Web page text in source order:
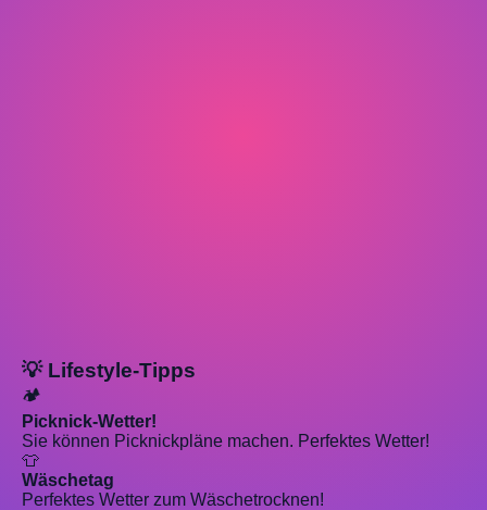
💡 Lifestyle-Tipps
🏕️
Picknick-Wetter!
Sie können Picknickpläne machen. Perfektes Wetter!
👕
Wäschetag
Perfektes Wetter zum Wäschetrocknen!